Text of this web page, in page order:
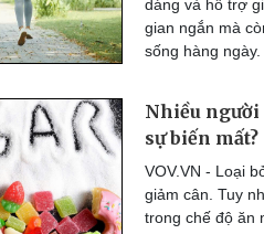
eSports
Hậu trường
Văn hóa
Sân khấu - Điện ảnh
Văn học
Di sản
dáng và hỗ trợ
gian ngắn mà
sống hàng ngày.
Nhiều người
sự biến mất?
VOV.VN - Loại
giảm cân. Tuy
trong chế độ ăn